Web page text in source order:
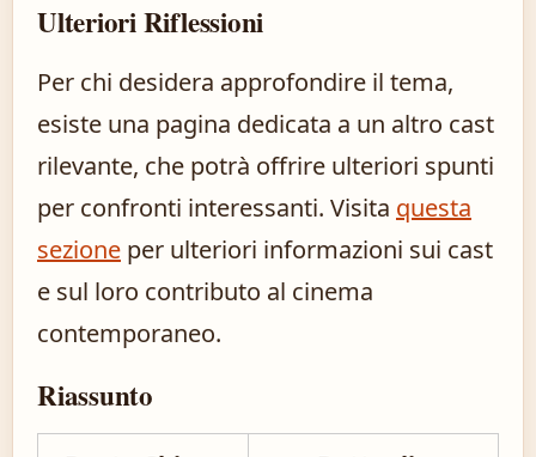
Ulteriori Riflessioni
Per chi desidera approfondire il tema,
esiste una pagina dedicata a un altro cast
rilevante, che potrà offrire ulteriori spunti
per confronti interessanti. Visita questa
sezione per ulteriori informazioni sui cast
e sul loro contributo al cinema
contemporaneo.
Riassunto